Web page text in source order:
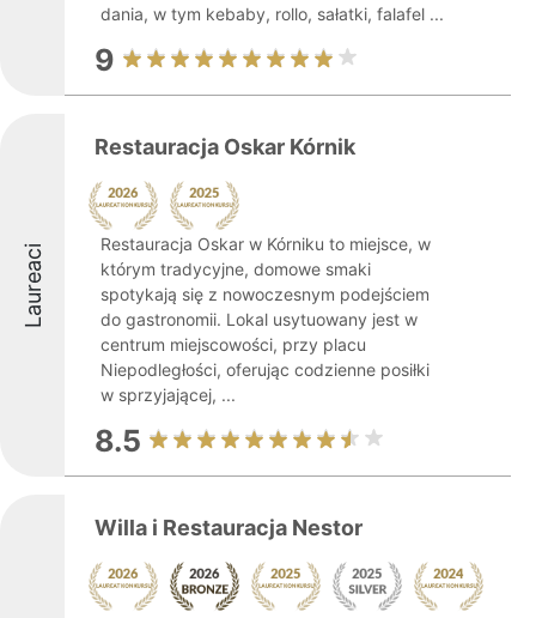
dania, w tym kebaby, rollo, sałatki, falafel ...
9
Laureaci
Restauracja Oskar Kórnik
Restauracja Oskar w Kórniku to miejsce, w
którym tradycyjne, domowe smaki
spotykają się z nowoczesnym podejściem
do gastronomii. Lokal usytuowany jest w
centrum miejscowości, przy placu
Niepodległości, oferując codzienne posiłki
w sprzyjającej, ...
8.5
Willa i Restauracja Nestor